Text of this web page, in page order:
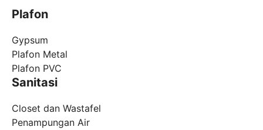
Plafon
Gypsum
Plafon Metal
Plafon PVC
Sanitasi
Closet dan Wastafel
Penampungan Air